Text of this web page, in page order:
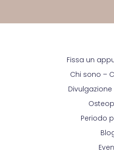
Fissa un
Chi sono –
Periodo